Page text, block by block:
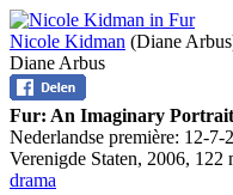
Nicole Kidman (Diane
Diane Arbus
Fur: An Imaginary
Nederlandse première: 12-7-
Verenigde Staten, 2006, 122
drama